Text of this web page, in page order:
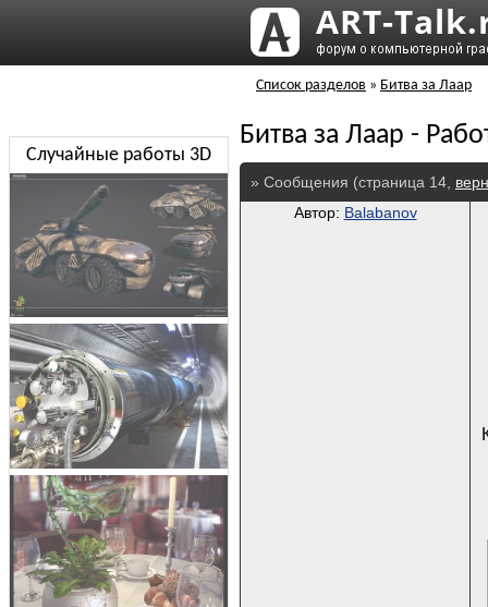
Список разделов » Битва за Лаар
Битва за Лаар -
» Сообщения (страница 14,
Автор: Balabanov
Случайные работы 3D